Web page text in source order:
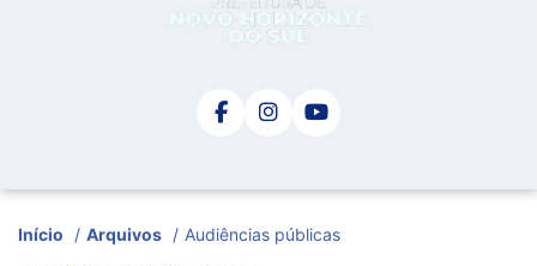
Início / Arquivos / Audiências públicas